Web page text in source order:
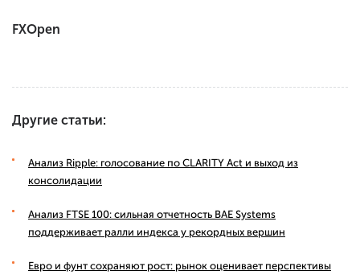
FXOpen
Другие статьи:
Анализ Ripple: голосование по CLARITY Act и выход из
консолидации
Анализ FTSE 100: сильная отчетность BAE Systems
поддерживает ралли индекса у рекордных вершин
Евро и фунт сохраняют рост: рынок оценивает перспективы